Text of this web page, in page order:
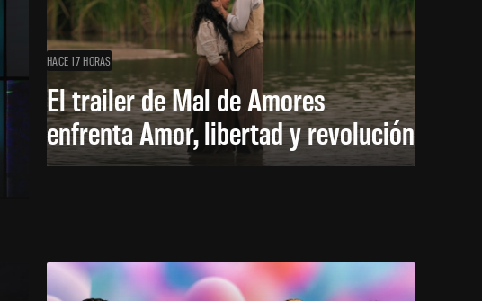
HACE 17 HORAS
El trailer de Mal de Amores
enfrenta Amor, libertad y revolución